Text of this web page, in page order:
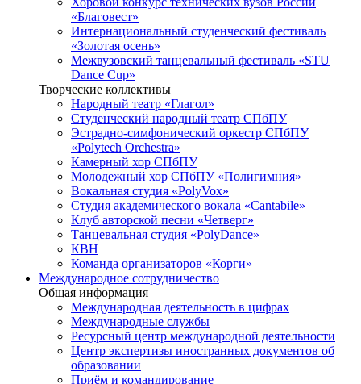
«Благовест»
Интернациональный студенческий фестиваль
«Золотая осень»
Межвузовский танцевальный фестиваль «STU
Dance Cup»
Творческие коллективы
Народный театр «Глагол»
Студенческий народный театр СПбПУ
Эстрадно-симфонический оркестр СПбПУ
«Polytech Orchestra»
Камерный хор СПбПУ
Молодежный хор СПбПУ «Полигимния»
Вокальная студия «PolyVox»
Студия академического вокала «Cantabile»
Клуб авторской песни «Четверг»
Танцевальная студия «PolyDance»
КВН
Команда организаторов «Корги»
Международное сотрудничество
Общая информация
Международная деятельность в цифрах
Международные службы
Ресурсный центр международной деятельности
Центр экспертизы иностранных документов об
образовании
Приём и командирование